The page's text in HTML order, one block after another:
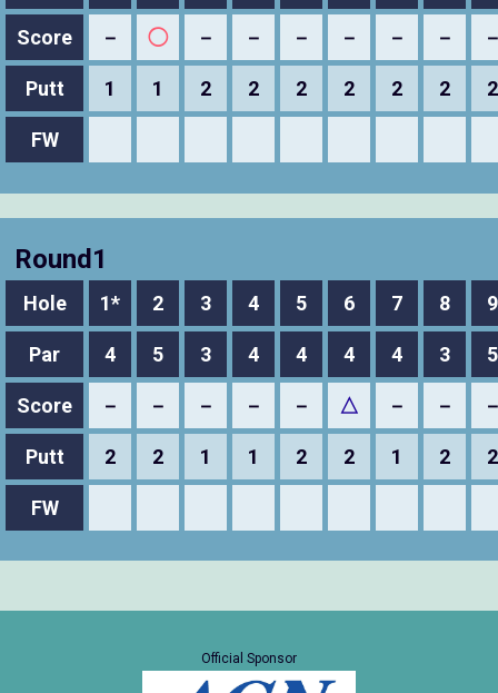
Score － ◯ － － － － － －
Putt 1 1 2 2 2 2 2 2 2
FW
Round1
Hole 1* 2 3 4 5 6 7 8 9
Par 4 5 3 4 4 4 4 3 5
Score － － － － － △ － －
Putt 2 2 1 1 2 2 1 2 2
FW
Official Sponsor